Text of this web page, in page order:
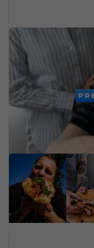
Chceš sa
troch návykov
dekádu
Mladý Ukrajinec
Bratislave nový
food za 30-tisíc
získal v
reštauráciách